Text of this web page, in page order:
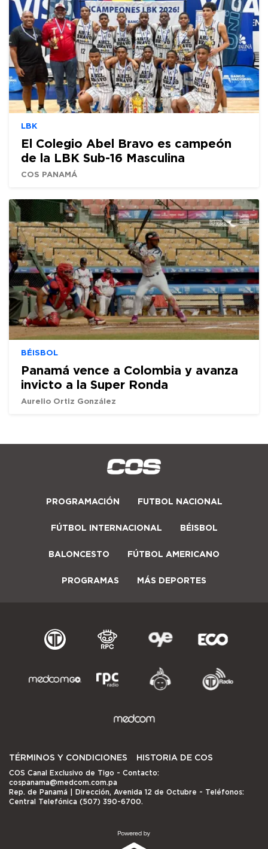
LBK
El Colegio Abel Bravo es campeón
de la LBK Sub-16 Masculina
COS PANAMÁ
BÉISBOL
Panamá vence a Colombia y avanza
invicto a la Super Ronda
Aurelio Ortiz González
PROGRAMACIÓN FUTBOL NACIONAL
FÚTBOL INTERNACIONAL BÉISBOL
BALONCESTO FÚTBOL AMERICANO
PROGRAMAS MÁS DEPORTES
TÉRMINOS Y CONDICIONES HISTORIA DE COS
COS Canal Exclusivo de Tigo - Contacto:
cospanama@medcom.com.pa
Rep. de Panamá | Dirección, Avenida 12 de Octubre - Teléfonos:
Central Telefónica (507) 390-6700.